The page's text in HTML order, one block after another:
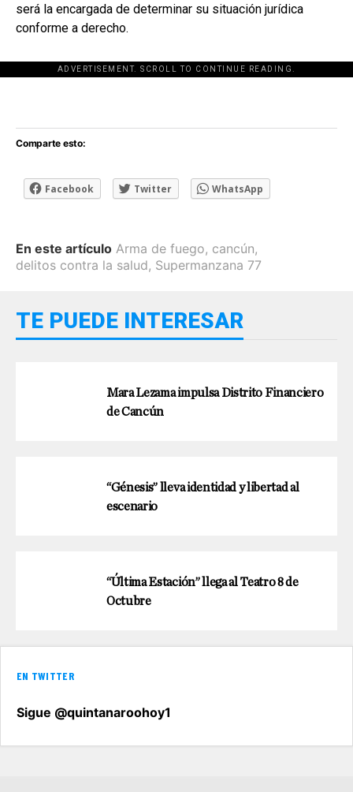
será la encargada de determinar su situación jurídica
conforme a derecho.
ADVERTISEMENT. SCROLL TO CONTINUE READING.
[adsforwp id="243463"]
Comparte esto:
Facebook Twitter WhatsApp
En este artículo Arma de fuego, cancún,
delitos contra la salud, Supermanzana 77
TE PUEDE INTERESAR
Mara Lezama impulsa Distrito Financiero
de Cancún
“Génesis” lleva identidad y libertad al
escenario
“Última Estación” llega al Teatro 8 de
Octubre
EN TWITTER
Sigue @quintanaroohoy1